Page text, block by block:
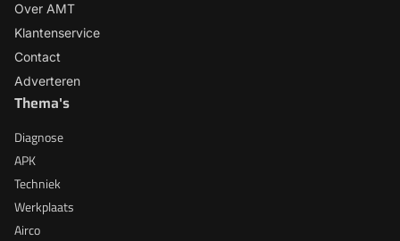
Over AMT
Klantenservice
Contact
Adverteren
Thema's
Diagnose
APK
Techniek
Werkplaats
Airco